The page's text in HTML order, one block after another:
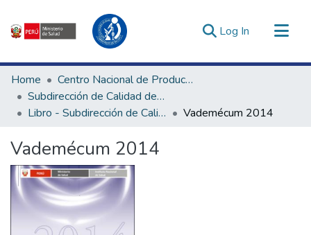
Log In (current)
Communities & Collections
All of DSpace
Statistics
Estadísticas Externas
Enlaces de interés ▾
Home
Centro Nacional de Producción y Bienes Estratégicos de Salud Pública
Subdirección de Calidad de la Producción y Almacenamiento
Libro - Subdirección de Calidad de la Producción y Almacenamiento
Vademécum 2014
Vademécum 2014